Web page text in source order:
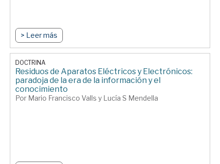
> Leer más
DOCTRINA
Residuos de Aparatos Eléctricos y Electrónicos:
paradoja de la era de la información y el
conocimiento
Por Mario Francisco Valls y Lucía S Mendella